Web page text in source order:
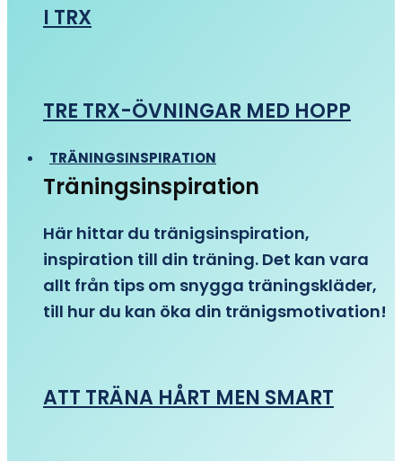
I TRX
TRE TRX-ÖVNINGAR MED HOPP
TRÄNINGSINSPIRATION
Träningsinspiration
Här hittar du tränigsinspiration,
inspiration till din träning. Det kan vara
allt från tips om snygga träningskläder,
till hur du kan öka din tränigsmotivation!
ATT TRÄNA HÅRT MEN SMART